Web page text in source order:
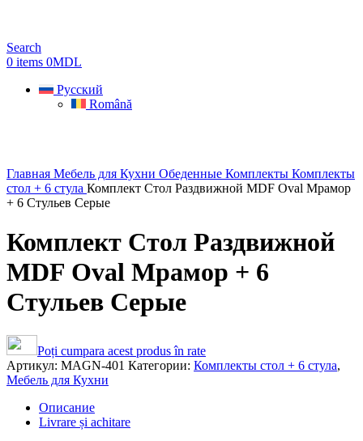
Search
0 items 0MDL
Русский
Română
Главная Мебель для Кухни Обеденные Комплекты Комплекты
стол + 6 стула Комплект Стол Раздвижной MDF Oval Мрамор
+ 6 Стульев Серые
Комплект Стол Раздвижной
MDF Oval Мрамор + 6
Стульев Серые
Poți cumpara acest produs în rate
Артикул: MAGN-401 Категории: Комплекты стол + 6 стула,
Мебель для Кухни
Описание
Livrare și achitare